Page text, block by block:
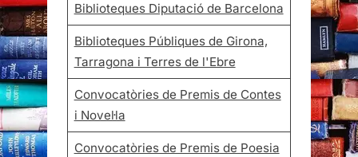
Biblioteques Diputació de Barcelona
Biblioteques Públiques de Girona,
Tarragona i Terres de l'Ebre
Convocatòries de Premis de Contes
i Novel·la
Convocatòries de Premis de Poesia